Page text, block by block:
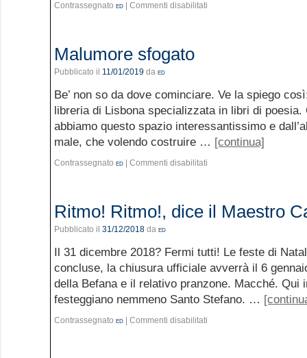
Contrassegnato ed Commenti disabilitati
Malumore sfogato
Pubblicato il 11/01/2019 da ed
Be’ non so da dove cominciare. Ve la spiego
libreria di Lisbona specializzata in libri di poesia.
abbiamo questo spazio interessantissimo e
male, che volendo costruire … [continua]
Contrassegnato ed Commenti disabilitati
Ritmo! Ritmo!, dice il Maestro
Pubblicato il 31/12/2018 da ed
Il 31 dicembre 2018? Fermi tutti! Le feste di
concluse, la chiusura ufficiale avverrà il 6
della Befana e il relativo pranzone. Macché. Qui
festeggiano nemmeno Santo Stefano. …
Contrassegnato ed Commenti disabilitati